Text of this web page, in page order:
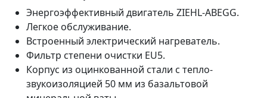
Энергоэффективный двигатель ZIEHL-ABEGG.
Легкое обслуживание.
Встроенный электрический нагреватель.
Фильтр степени очистки EU5.
Корпус из оцинкованной стали с тепло-
звукоизоляцией 50 мм из базальтовой